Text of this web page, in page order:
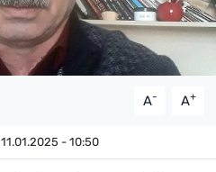
A- A+
11.01.2025 - 10:50